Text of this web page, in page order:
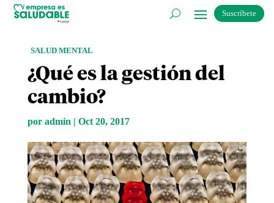
Suscríbete
SALUD MENTAL
¿Qué es la gestión del
cambio?
por admin | Oct 20, 2017